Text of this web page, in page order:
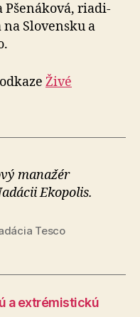
Pšenáková, ria­di­
Slovensku a
Živé
ma­na­žér
Ekopolis.
Tesco
a extrémistickú